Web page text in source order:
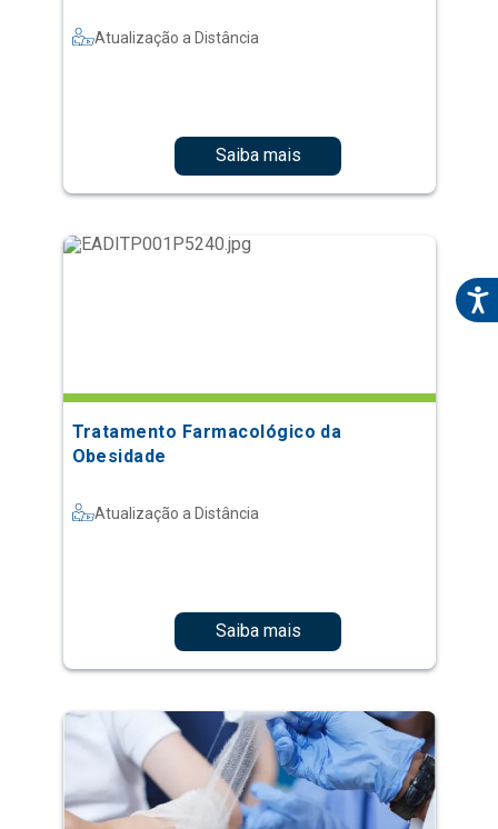
Atualização a Distância
Saiba mais
Tratamento Farmacológico da
Obesidade
Atualização a Distância
Saiba mais